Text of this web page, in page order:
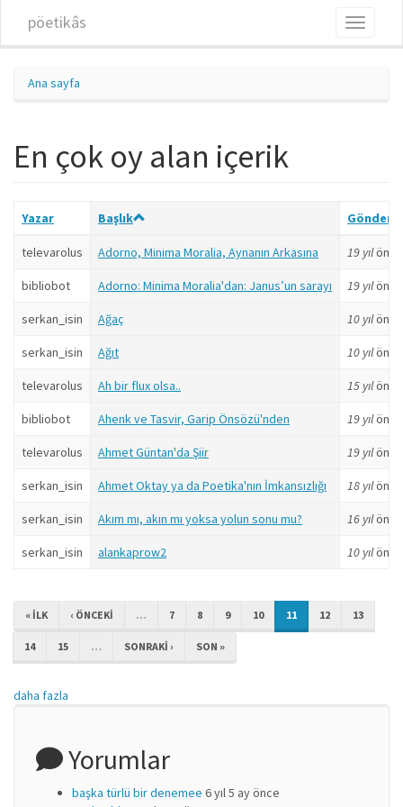
pöetikâs
Toggle
Ana sayfa
En çok oy alan içerik
Yazar Başlık
televarolus Adorno, Minima Moralia, Aynanın Arkasına 19 yılönce
bibliobot Adorno: Minima Moralia'dan: Janus’un sarayı 19 yılönce
serkan_isin Ağaç 10 yılönce
serkan_isin Ağıt 10 yılönce
televarolus Ah bir flux olsa.. 15 yılönce
bibliobot Ahenk ve Tasvir, Garip Önsözü'nden 19 yılönce
televarolus Ahmet Güntan'da Şiir 19 yılönce
serkan_isin Ahmet Oktay ya da Poetika'nın İmkansızlığı 18 yılönce
serkan_isin Akım mı, akın mı yoksa yolun sonu mu? 16 yılönce
serkan_isin alankaprow2 10 yılönce
« ILK ‹ ÖNCEKI … 7 8 9 10 11 12 13
14 15 … SONRAKI › SON »
daha fazla
Yorumlar
başka türlü bir denemee 6 yıl 5 ay önce